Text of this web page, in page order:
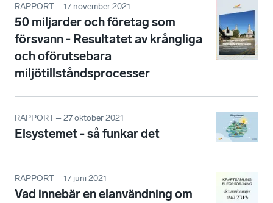
RAPPORT – 17 november 2021
50 miljarder och företag som
försvann - Resultatet av krångliga
och oförutsebara
miljötillståndsprocesser
RAPPORT – 27 oktober 2021
Elsystemet - så funkar det
RAPPORT – 17 juni 2021
Vad innebär en elanvändning om